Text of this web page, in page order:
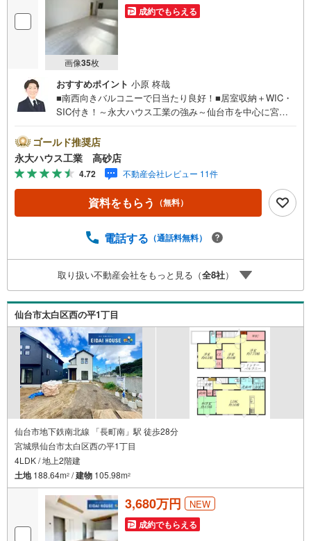
画像35枚
成約でもらえる
おすすめポイント 小原 柊哉
■南西向きバルコニーで日当たり良好！■居室収納＋WIC・
SIC付き！～永大ハウス工業の強み～仙台市を中心に宮城
つに分けてご紹介！1.＜豊富な不動産知識＞戸建・マンシ
ョン・土地...と種別を問わず不動産を取り扱っておりま
す。更に教育施設や商業施設、子育て環境や行政などの地
域情報を総合し、お客様により良い物件選びをして頂ける
よう、しっかりとサポートさせて頂きます。2.＜経験豊富
なスタッフ＞当社では【購入】【売却】【引っ越し】【リ
購入時に気になる住宅ローン各種税金についても、誠心誠
備！お子様連れのご家族様で是非お越しください。営業時
間:10:00～18:00（定休日火・水曜日※店舗により変動あ
り）現地のご案内も可能ですので、どうぞお気軽にお問い
合わせください！
ゴールド推奨店
永大ハウス工業 高砂店
4.72 不動産会社レビュー 11件
資料をもらう （無料）
電話する （通話料無料）
取り扱い不動産会社をもっと見る（全8社）
仙台市太白区西の平1丁目
仙台市地下鉄南北線 「長町南」駅 徒歩28分
宮城県仙台市太白区西の平1丁目
4LDK / 地上2階建
土地188.64m2 /建物 105.98m2
3,680万円 NEW
成約でもらえる